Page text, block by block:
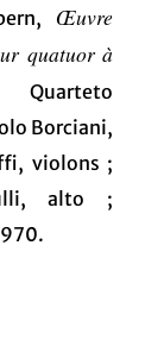
Œuvre
quatuor à
Quarteto
Borciani,
violons ;
alto ;